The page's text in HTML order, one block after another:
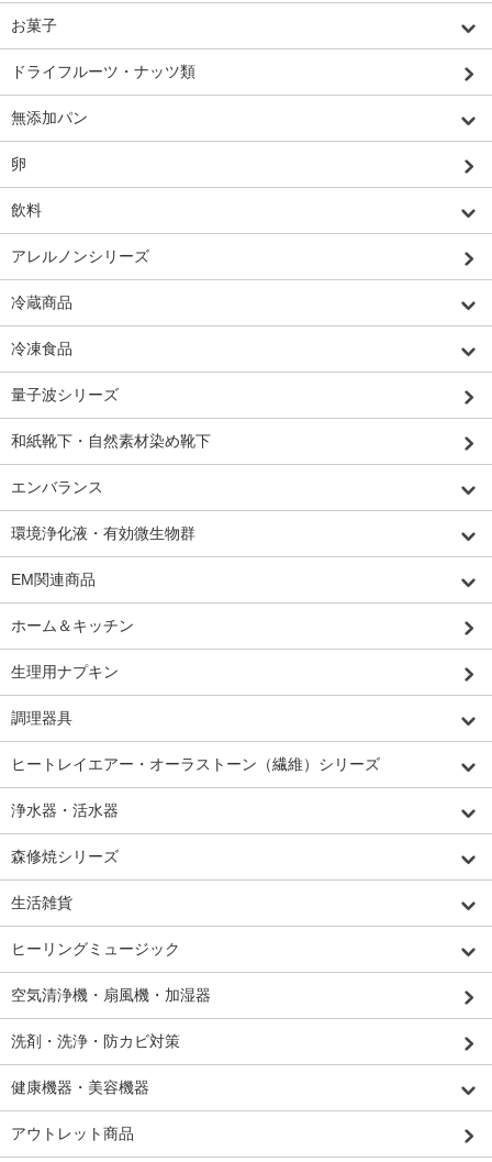
お菓子
ドライフルーツ・ナッツ類
無添加パン
卵
飲料
アレルノンシリーズ
冷蔵商品
冷凍食品
量子波シリーズ
和紙靴下・自然素材染め靴下
エンバランス
環境浄化液・有効微生物群
EM関連商品
ホーム＆キッチン
生理用ナプキン
調理器具
ヒートレイエアー・オーラストーン（繊維）シリーズ
浄水器・活水器
森修焼シリーズ
生活雑貨
ヒーリングミュージック
空気清浄機・扇風機・加湿器
洗剤・洗浄・防カビ対策
健康機器・美容機器
アウトレット商品